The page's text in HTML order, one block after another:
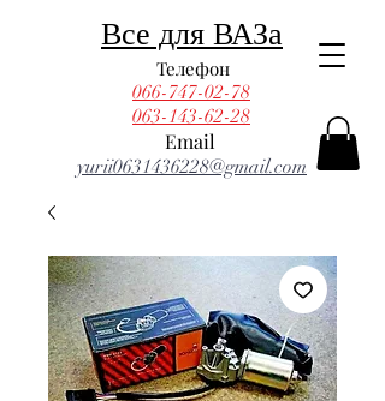
Email
Телефон
yurii0631436228@gmail.com
066-747-02-78
Все для ВАЗа
063-143-62-28